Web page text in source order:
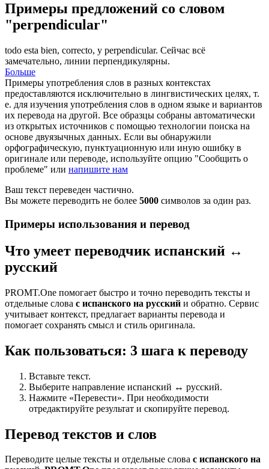
Примеры предложений со словом
"perpendicular"
todo esta bien, correcto, y perpendicular. Сейчас всё
замечательно, линии перпендикулярны.
Больше
Примеры употребления слов в разных контекстах
предоставляются исключительно в лингвистических целях, т.
е. для изучения употребления слов в одном языке и вариантов
их перевода на другой. Все образцы собраны автоматически
из открытых источников с помощью технологии поиска на
основе двуязычных данных. Если вы обнаружили
орфографическую, пунктуационную или иную ошибку в
оригинале или переводе, используйте опцию "Сообщить о
проблеме" или напишите нам
Ваш текст переведен частично.
Вы можете переводить не более 5000 символов за один раз.
Примеры использования и перевод
Что умеет переводчик испанский ↔
русский
PROMT.One помогает быстро и точно переводить тексты и
отдельные слова с испанского на русский и обратно. Сервис
учитывает контекст, предлагает варианты перевода и
помогает сохранять смысл и стиль оригинала.
Как пользоваться: 3 шага к переводу
Вставьте текст.
Выберите направление испанский ↔ русский.
Нажмите «Перевести». При необходимости
отредактируйте результат и скопируйте перевод.
Перевод текстов и слов
Переводите целые тексты и отдельные слова с испанского на